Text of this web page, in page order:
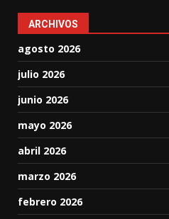
ARCHIVOS
agosto 2026
julio 2026
junio 2026
mayo 2026
abril 2026
marzo 2026
febrero 2026